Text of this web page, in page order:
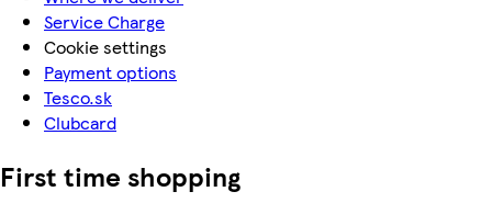
Service Charge
Cookie settings
Payment options
Tesco.sk
Clubcard
First time shopping